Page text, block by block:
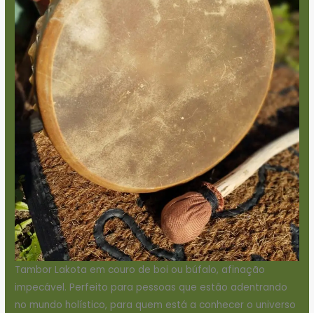
Tambor Lakota em couro de boi ou búfalo, afinação
impecável. Perfeito para pessoas que estão adentrando
no mundo holístico, para quem está a conhecer o universo